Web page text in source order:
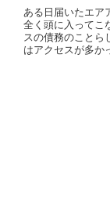
ある日届いたエア
全く頭に入ってこ
スの債務のことら
はアクセスが多か